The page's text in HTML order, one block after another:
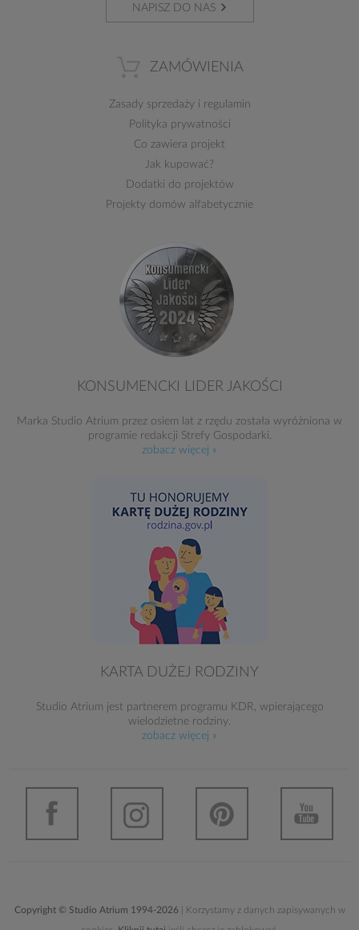
NAPISZ DO NAS
ZAMÓWIENIA
Zasady sprzedażyi regulamin
Polityka prywatności
Co zawiera projekt
Jak kupować?
Dodatki do projektów
Projekty domów alfabetycznie
KONSUMENCKI LIDER JAKOŚCI
Marka Studio Atrium przez osiem lat z rzędu została wyróżniona w
programie redakcji Strefy Gospodarki.
zobacz więcej »
KARTA DUŻEJ RODZINY
Studio Atrium jest partnerem programu KDR, wpierającego
wielodzietne rodziny.
zobacz więcej »
Copyright © Studio Atrium 1994-2026| Korzystamy z danych zapisywanych w